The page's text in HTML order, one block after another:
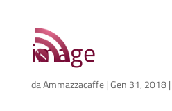
image
daAmmazzacaffe|Gen 31, 2018|